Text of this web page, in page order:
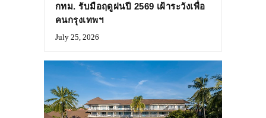
กทม. รับมือฤดูฝนปี 2569 เฝ้าระวังเพื่อ
คนกรุงเทพฯ
July 25, 2026